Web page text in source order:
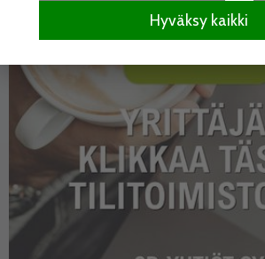
Hyväksy kaikki